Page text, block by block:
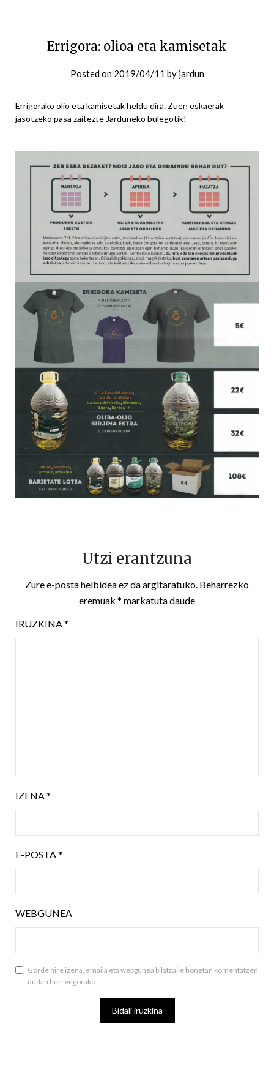
Errigora: olioa eta kamisetak
Posted on 2019/04/11 by jardun
Errigorako olio eta kamisetak heldu dira. Zuen eskaerak
jasotzeko pasa zaitezte Jarduneko bulegotik!
Utzi erantzuna
Zure e-posta helbidea ez da argitaratuko. Beharrezko
eremuak * markatuta daude
IRUZKINA*
IZENA*
E-POSTA*
WEBGUNEA
Gorde nire izena, emaila eta webgunea bilatzaile honetan komentatzen
dudan hurrengorako.